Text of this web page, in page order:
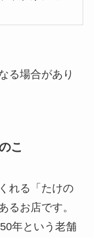
る場合があり
こ
れる「たけの
るお店です。
年という老舗